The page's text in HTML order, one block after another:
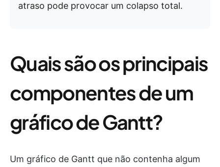
atraso pode provocar um colapso total.
Quais são os principais
componentes de um
gráfico de Gantt?
Um gráfico de Gantt que não contenha algum